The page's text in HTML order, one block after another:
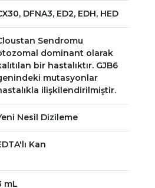
DFNA3, ED2, EDH, HED
Sendromu
dominant olarak
bir hastalıktır. GJB6
mutasyonlar
ilişkilendirilmiştir.
Nesil Dizileme
Kan
mL